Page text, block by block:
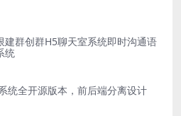
建群创群H5聊天室系统即时沟通语
统
统全开源版本，前后端分离设计